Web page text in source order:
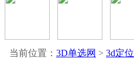
当前位置： 3D单选网 > 3d定